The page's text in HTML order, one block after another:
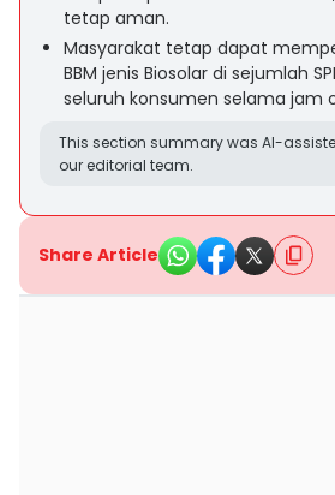
tetap aman.
Masyarakat tetap dapat
BBM jenis Biosolar di sejumlah
seluruh konsumen selama jam
This section summary was AI-
our editorial team.
Share Article